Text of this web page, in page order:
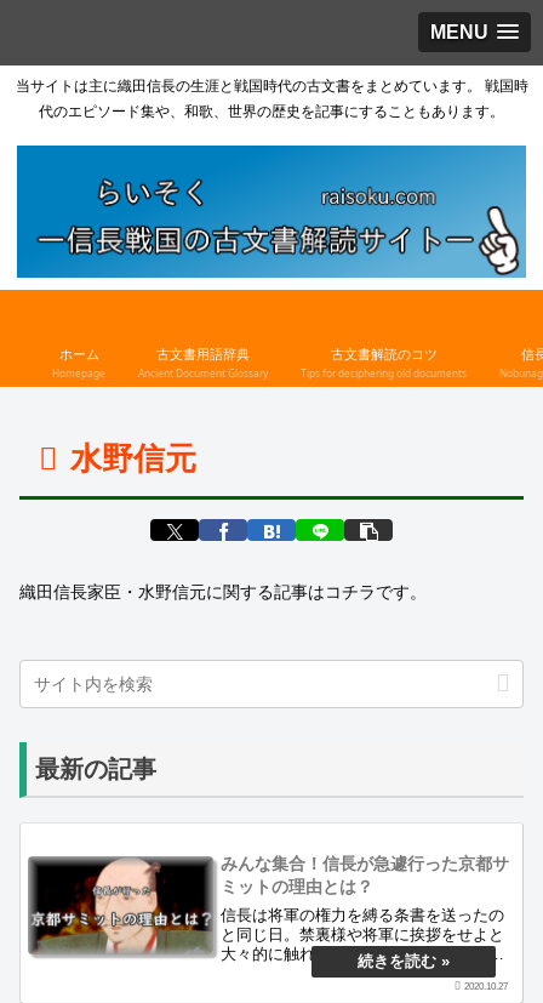
MENU
当サイトは主に織田信長の生涯と戦国時代の古文書をまとめています。 戦国時
代のエピソード集や、和歌、世界の歴史を記事にすることもあります。
ホーム
Homepage
古文書用語辞典
Ancient Document Glossary
古文書解読のコツ
Tips for deciphering old documents
信
水野信元
織田信長家臣・水野信元に関する記事はコチラです。
最新の記事
みんな集合！信長が急遽行った京都サ
ミットの理由とは？
信長は将軍の権力を縛る条書を送ったの
と同じ日。禁裏様や将軍に挨拶をせよと
大々的に触れを出し、サミットへの参加
を呼びかけた時の古文書を解読します。
そこにはどのような時代背景があり、そ
2020.10.27